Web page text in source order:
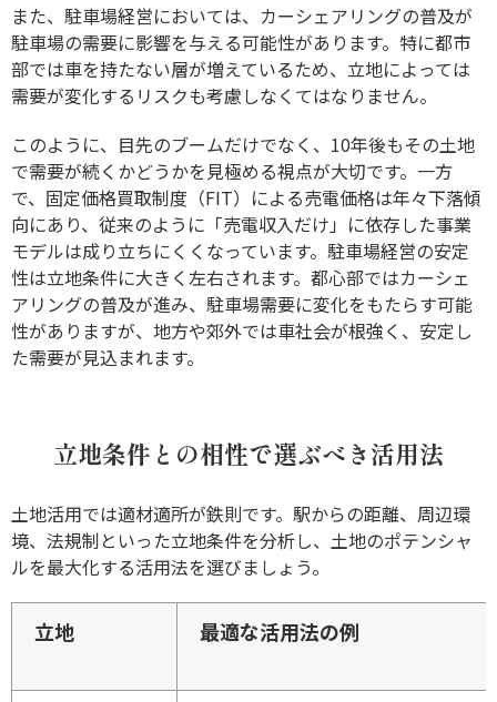
また、駐車場経営においては、カーシェアリングの普及が
駐車場の需要に影響を与える可能性があります。特に都市
部では車を持たない層が増えているため、立地によっては
需要が変化するリスクも考慮しなくてはなりません。
このように、目先のブームだけでなく、10年後もその土地
で需要が続くかどうかを見極める視点が大切です。一方
で、固定価格買取制度（FIT）による売電価格は年々下落傾
向にあり、従来のように「売電収入だけ」に依存した事業
モデルは成り立ちにくくなっています。駐車場経営の安定
性は立地条件に大きく左右されます。都心部ではカーシェ
アリングの普及が進み、駐車場需要に変化をもたらす可能
性がありますが、地方や郊外では車社会が根強く、安定し
た需要が見込まれます。
立地条件との相性で選ぶべき活用法
土地活用では適材適所が鉄則です。駅からの距離、周辺環
境、法規制といった立地条件を分析し、土地のポテンシャ
ルを最大化する活用法を選びましょう。
立地 最適な活用法の例